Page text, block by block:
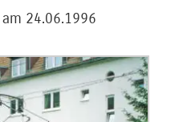
am 24.06.1996